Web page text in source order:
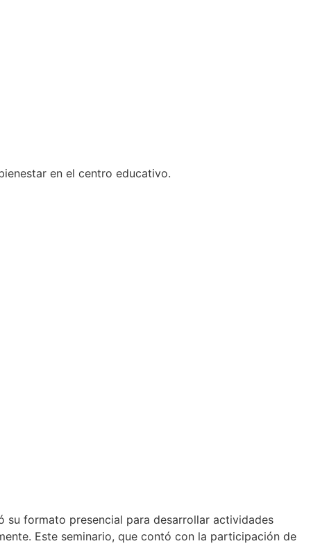
en el centro educativo.
su formato presencial para desarrollar actividades
Este seminario, que contó con la participación de